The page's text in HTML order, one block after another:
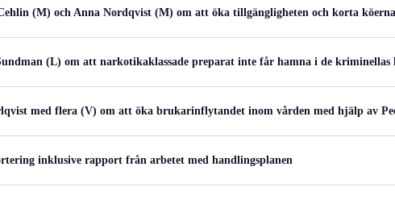
(M) och Anna Nordqvist (M) om att öka tillgängligheten och korta
(L) om att narkotikaklassade preparat inte får hamna i de kriminellas
med flera (V) om att öka brukarinflytandet inom vården med hjälp av
inklusive rapport från arbetet med handlingsplanen